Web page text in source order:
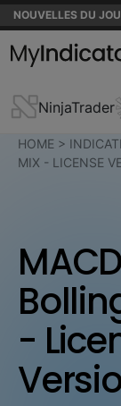
NOUVELLES DU
for
NinjaTrader
HOME >
MIX - LICENSE
MACD
-